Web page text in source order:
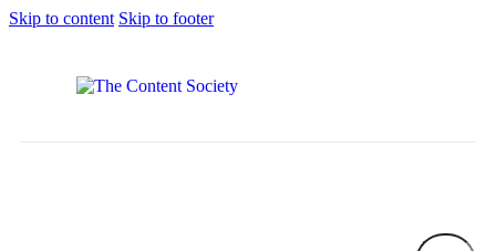
Skip to content Skip to footer